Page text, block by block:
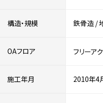
構造・規模 鉄骨造 /
OAフロア フリーア
施工年月 2010年4